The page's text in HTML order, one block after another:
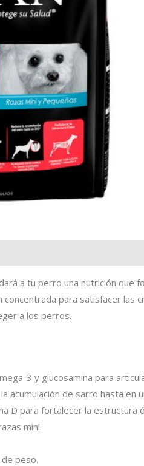
a tu perro una nutrición que
para satisfacer las
a los perros.
3 y glucosamina para
acumulación de sarro hasta en
D para fortalecer la estructura
mini.
peso.